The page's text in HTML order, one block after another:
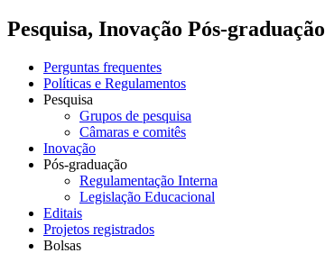
Pesquisa, Inovação Pós-graduação
Perguntas frequentes
Políticas e Regulamentos
Pesquisa
Grupos de pesquisa
Câmaras e comitês
Inovação
Pós-graduação
Regulamentação Interna
Legislação Educacional
Editais
Projetos registrados
Bolsas